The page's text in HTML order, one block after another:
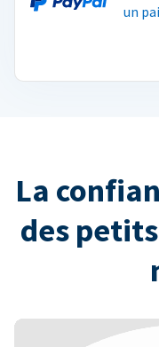
un
La
des